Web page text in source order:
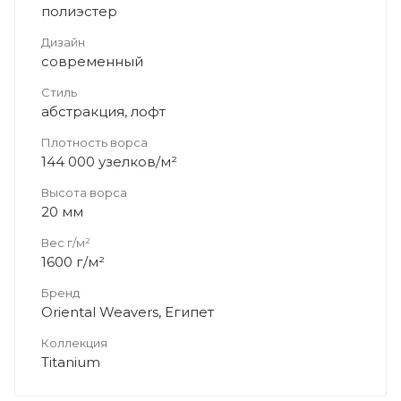
полиэстер
Дизайн
современный
Стиль
абстракция, лофт
Плотность ворса
144 000 узелков/м²
Высота ворса
20 мм
Вес г/м²
1600 г/м²
Бренд
Oriental Weavers, Египет
Коллекция
Titanium